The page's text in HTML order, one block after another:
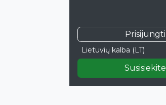
Prisijungti
Lietuvių kalba (LT)
Susisiekite